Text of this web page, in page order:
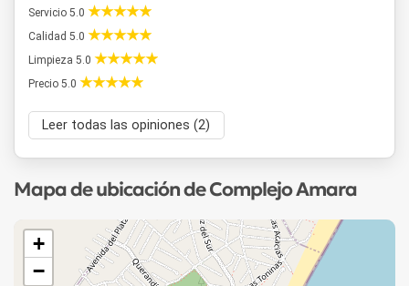
Servicio 5.0
Calidad 5.0
Limpieza 5.0
Precio 5.0
Leer todas las opiniones (2)
Mapa de ubicación de Complejo Amara
+
−